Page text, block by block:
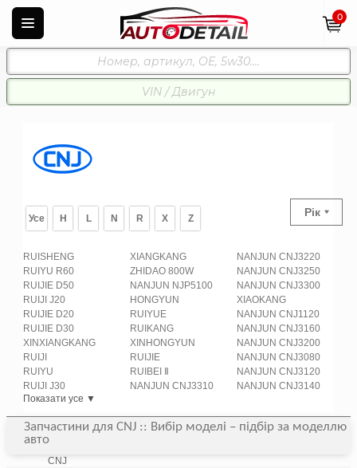
0
Усе H L N R X Z Рік
RUISHENG
RUIYU R60
RUIJIE D50
RUIJI J20
RUIJIE D20
RUIJIE D30
XINXIANGKANG
RUIJI
RUIYU
RUIJI J30
XIANGKANG
ZHIDAO 800W
NANJUN NJP5100
HONGYUN
RUIYUE
RUIKANG
XINHONGYUN
RUIJIE
RUIBEI Ⅱ
NANJUN CNJ3310
NANJUN CNJ3220
NANJUN CNJ3250
NANJUN CNJ3300
XIAOKANG
NANJUN CNJ1120
NANJUN CNJ3160
NANJUN CNJ3200
NANJUN CNJ3080
NANJUN CNJ3120
NANJUN CNJ3140
Показати усе ▼
Запчастини для CNJ :: Вибір моделі – підбір за моделлю
авто
CNJ